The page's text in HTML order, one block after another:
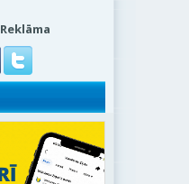
Reklāma